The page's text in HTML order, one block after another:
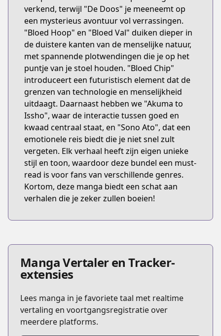
verkend, terwijl "De Doos" je meeneemt op
een mysterieus avontuur vol verrassingen.
"Bloed Hoop" en "Bloed Val" duiken dieper in
de duistere kanten van de menselijke natuur,
met spannende plotwendingen die je op het
puntje van je stoel houden. "Bloed Chip"
introduceert een futuristisch element dat de
grenzen van technologie en menselijkheid
uitdaagt. Daarnaast hebben we "Akuma to
Issho", waar de interactie tussen goed en
kwaad centraal staat, en "Sono Ato", dat een
emotionele reis biedt die je niet snel zult
vergeten. Elk verhaal heeft zijn eigen unieke
stijl en toon, waardoor deze bundel een must-
read is voor fans van verschillende genres.
Kortom, deze manga biedt een schat aan
verhalen die je zeker zullen boeien!
Manga Vertaler en Tracker-
extensies
Lees manga in je favoriete taal met realtime
vertaling en voortgangsregistratie over
meerdere platforms.